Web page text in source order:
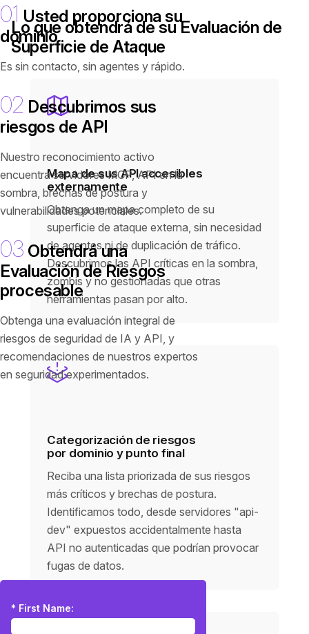
01 Usted proporciona su
dominio
Es sin contacto, sin agentes y rápido.
02 Descubrimos sus
riesgos de API
Nuestro reconocimiento activo
encuentra servidores MCP, API en la
sombra, brechas de postura y
vulnerabilidades potenciales.
03 Obtendrá una
Evaluación de Riesgos
procesable
Obtenga una evaluación integral de
riesgos de seguridad de IA y API, y
recomendaciones de nuestros expertos
en seguridad experimentados.
* First Name:
Lo que obtendrá de su Evaluación de
Superficie de Ataque
Mapa de sus API accesibles
externamente
Obtenga un mapa completo de su
superficie de ataque externa, sin necesidad
de agentes ni de duplicación de tráfico.
Descubrimos las API críticas en la sombra,
zombis y no gestionadas que otras
herramientas pasan por alto.
Categorización de riesgos
por dominio y punto final
Reciba una lista priorizada de sus riesgos
más críticos y brechas de postura.
Identificamos todo, desde servidores "api-
dev" expuestos accidentalmente hasta
API no autenticadas que podrían provocar
fugas de datos.